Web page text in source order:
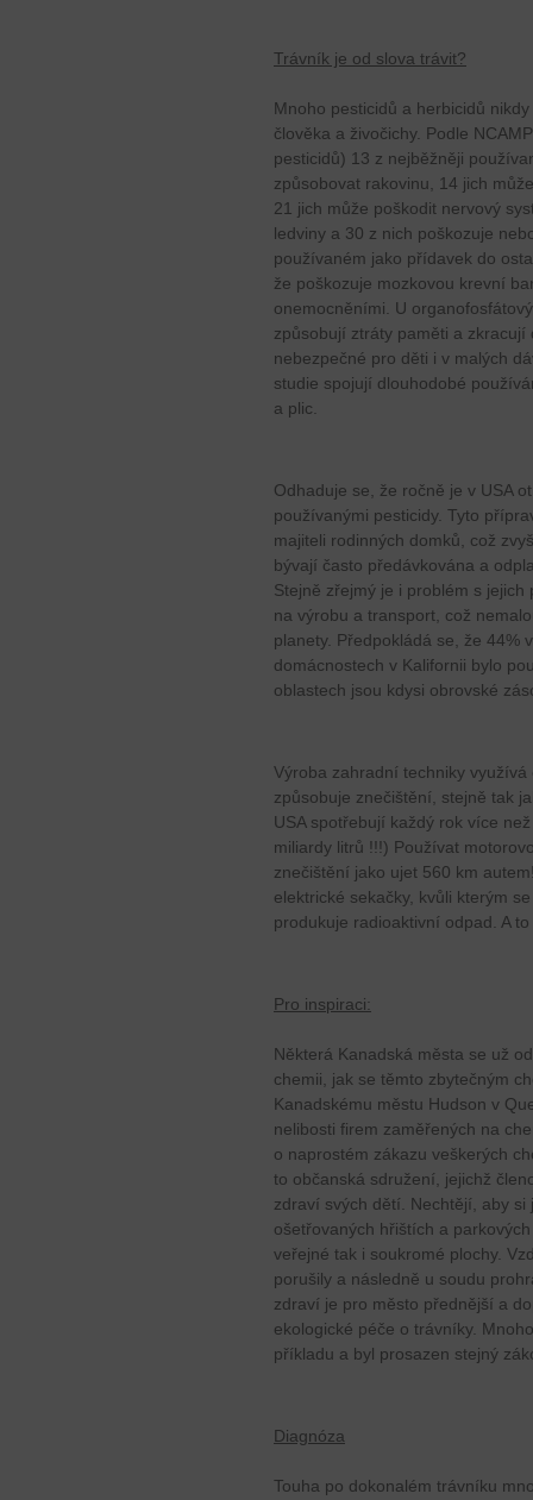
Trávník je od slova trávit?
Mnoho pesticidů a herbicidů
člověka a živočichy. Podle
pesticidů) 13 z nejběžněji
způsobovat rakovinu, 14 jich
21 jich může poškodit nervový
ledviny a 30 z nich poškozuje
používaném jako přídavek do
že poškozuje mozkovou krevní
onemocněními. U
způsobují ztráty paměti a
nebezpečné pro děti i v malých
studie spojují dlouhodobé
a plic.
Odhaduje se, že ročně je v USA
používanými pesticidy. Tyto
majiteli rodinných domků, což
bývají často předávkována a
Stejně zřejmý je i problém s
na výrobu a transport, což
planety. Předpokládá se, že 44%
domácnostech v Kalifornii bylo
oblastech jsou kdysi obrovské
Výroba zahradní techniky
způsobuje znečištění, stejně tak
USA spotřebují každý rok více
miliardy litrů !!!) Používat
znečištění jako ujet 560 km
elektrické sekačky, kvůli kterým
produkuje radioaktivní odpad. A
Pro inspiraci:
Některá Kanadská města se už
chemii, jak se těmto zbytečným
Kanadskému městu Hudson v
nelibosti firem zaměřených na
o naprostém zákazu veškerých
to občanská sdružení, jejichž
zdraví svých dětí. Nechtějí, aby
ošetřovaných hřištích a
veřejné tak i soukromé plochy.
porušily a následně u soudu
zdraví je pro město přednější a
ekologické péče o trávníky.
příkladu a byl prosazen stejný
Diagnóza
Touha po dokonalém trávníku